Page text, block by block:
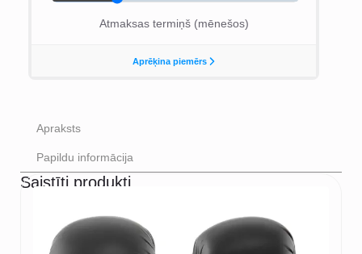
Apraksts
Papildu informācija
Saistīti produkti